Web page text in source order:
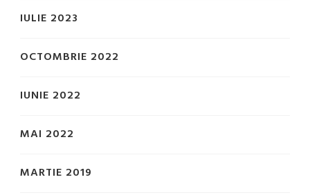
IULIE 2023
OCTOMBRIE 2022
IUNIE 2022
MAI 2022
MARTIE 2019